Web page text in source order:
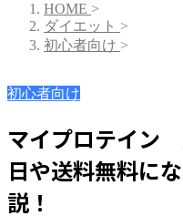
HOME >
ダイエット >
初心者向け >
初心者向け
マイプロテイ
日や送料無料に
説！